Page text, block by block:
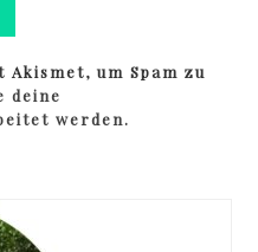
Akismet, um Spam zu
deine
werden.